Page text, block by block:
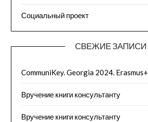
Социальный проект
СВЕЖИЕ ЗАПИСИ
CommuniKey. Georgia 2024. Erasmus+
Вручение книги консультанту
Вручение книги консультанту